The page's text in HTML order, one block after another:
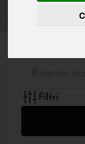
Filtri